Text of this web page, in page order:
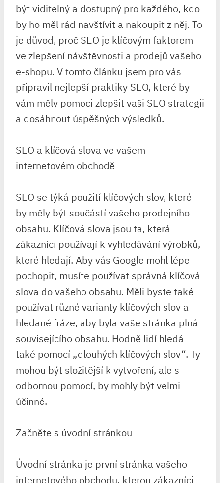
být viditelný a dostupný pro každého, kdo
by ho měl rád navštívit a nakoupit z něj. To
je důvod, proč SEO je klíčovým faktorem
ve zlepšení návštěvnosti a prodejů vašeho
e-shopu. V tomto článku jsem pro vás
připravil nejlepší praktiky SEO, které by
vám měly pomoci zlepšit vaši SEO strategii
a dosáhnout úspěšných výsledků.
SEO a klíčová slova ve vašem
internetovém obchodě
SEO se týká použití klíčových slov, které
by měly být součástí vašeho prodejního
obsahu. Klíčová slova jsou ta, která
zákazníci používají k vyhledávání výrobků,
které hledají. Aby vás Google mohl lépe
pochopit, musíte používat správná klíčová
slova do vašeho obsahu. Měli byste také
používat různé varianty klíčových slov a
hledané fráze, aby byla vaše stránka plná
souvisejícího obsahu. Hodně lidí hledá
také pomocí „dlouhých klíčových slov“. Ty
mohou být složitější k vytvoření, ale s
odbornou pomocí, by mohly být velmi
účinné.
Začněte s úvodní stránkou
Úvodní stránka je první stránka vašeho
internetového obchodu, kterou zákazníci